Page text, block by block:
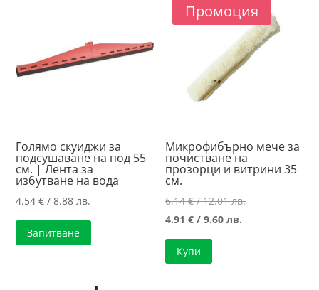
Голямо скуиджи за
подсушаване на под 55
см. | Лента за
избутване на вода
4.54€ / 8.88 лв.
Запитване
Промоция
Микрофибърно мече за
почистване на
прозорци и витрини 35
см.
6.14€/ 12.01 лв.Original
4.91€ / 9.60 лв.
Купи